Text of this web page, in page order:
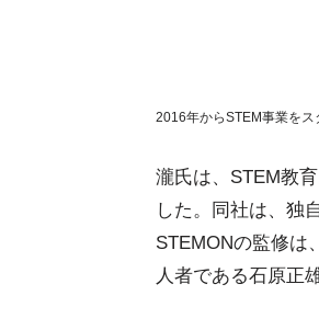
2016年からSTEM事業をス
瀧氏は、STEM教
した。同社は、独
STEMONの監修は
人者である石原正